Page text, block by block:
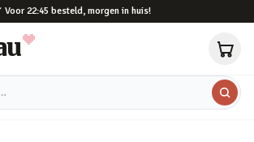
Voor 22:45 besteld, morgen in huis!